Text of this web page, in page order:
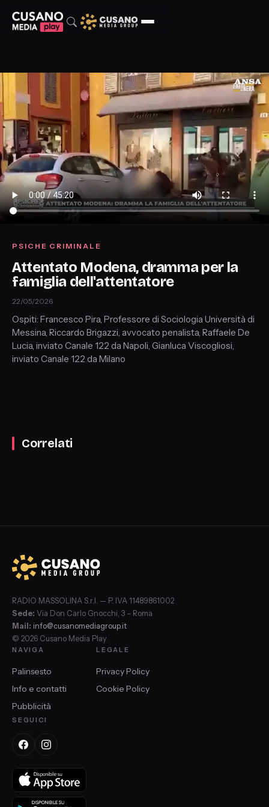
PSICHE CRIMINALE
Attentato Modena, dramma per la
famiglia dell'attentatore
22/05/2026
Ospiti: Francesco Pira, Professore di Sociologia Università di
Messina, Riccardo Brigazzi, avvocato penalista, Raffaele De
Lucia, inviato Canale 122 da Napoli, Gianluca Viscogliosi,
inviato Canale 122 da Milano
Correlati
RADIO MASSOLINA S.r.l. — P. IVA 11489861002
Sede: Via Don Carlo Gnocchi, 3 – Roma
Mail: info@cusanomediagroup.it
© 2026 Cusano Media Play
NAVIGA
Palinsesto
Info e contatti
Pubblicità
LEGALE
Privacy Policy
Cookie Policy
SEGUICI